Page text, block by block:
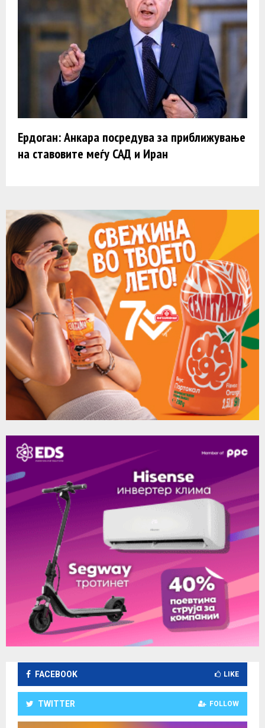
Ердоган: Анкара посредува за приближување
на ставовите меѓу САД и Иран
FACEBOOK LIKE
TWITTER FOLLOW